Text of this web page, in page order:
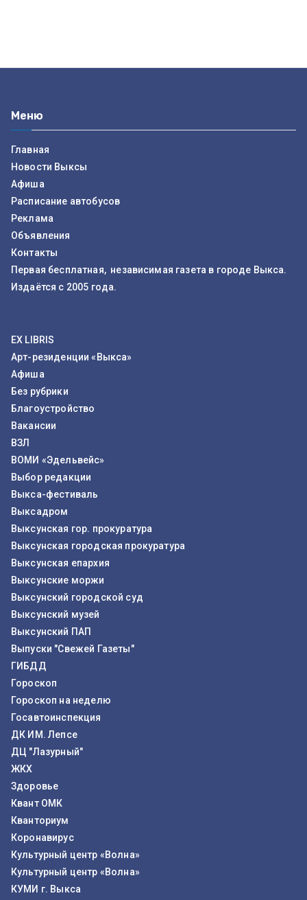
Меню
Главная
Новости Выксы
Афиша
Расписание автобусов
Реклама
Объявления
Контакты
Первая бесплатная, независимая газета в городе Выкса.
Издаётся с 2005 года.
EX LIBRIS
Арт-резиденции «Выкса»
Афиша
Без рубрики
Благоустройство
Вакансии
ВЗЛ
ВОМИ «Эдельвейс»
Выбор редакции
Выкса-фестиваль
Выксадром
Выксунская гор. прокуратура
Выксунская городская прокуратура
Выксунская епархия
Выксунские моржи
Выксунский городской суд
Выксунский музей
Выксунский ПАП
Выпуски "Свежей Газеты"
ГИБДД
Гороскоп
Гороскоп на неделю
Госавтоинспекция
ДК ИМ. Лепсе
ДЦ "Лазурный"
ЖКХ
Здоровье
Квант ОМК
Кванториум
Коронавирус
Культурный центр «Волна»
Культурный центр «Волна»
КУМИ г. Выкса